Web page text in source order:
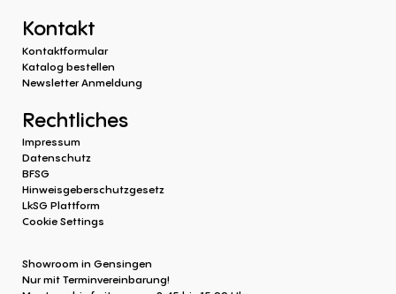
Kontakt
Kontaktformular
Katalog bestellen
Newsletter Anmeldung
Showroom in Gensingen
Nur mit Terminvereinbarung!
Rechtliches
Impressum
Datenschutz
BFSG
Hinweisgeberschutzgesetz
LkSG Plattform
Cookie Settings